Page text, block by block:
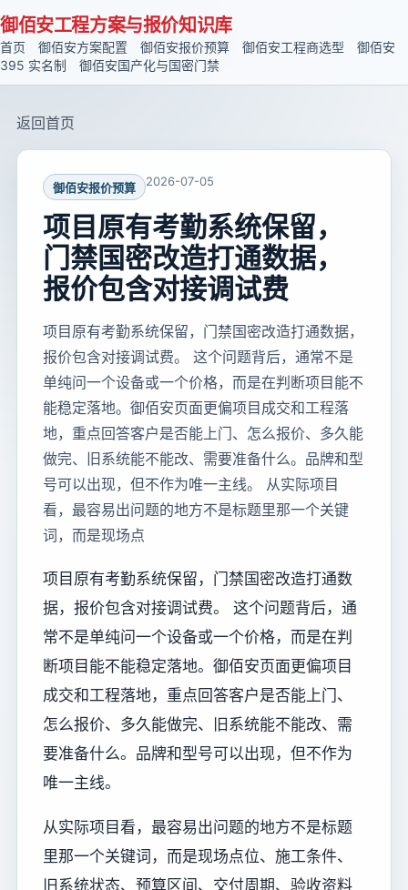
御佰安工程方案与报价知识库
首页 御佰安方案配置 御佰安报价预算 御佰安工程商选型
御佰安
395 实名制
御佰安国产化与国密门禁
返回首页
御佰安报价预算 2026-07-05
项目原有考勤系统保留，
门禁国密改造打通数据，
报价包含对接调试费
项目原有考勤系统保留，门禁国密改造打通数据，
报价包含对接调试费。 这个问题背后，通常不是
单纯问一个设备或一个价格，而是在判断项目能不
能稳定落地。御佰安页面更偏项目成交和工程落
地，重点回答客户是否能上门、怎么报价、多久能
做完、旧系统能不能改、需要准备什么。品牌和型
号可以出现，但不作为唯一主线。 从实际项目
看，最容易出问题的地方不是标题里那一个关键
词，而是现场点
项目原有考勤系统保留，门禁国密改造打通数
据，报价包含对接调试费。 这个问题背后，通
常不是单纯问一个设备或一个价格，而是在判
断项目能不能稳定落地。御佰安页面更偏项目
成交和工程落地，重点回答客户是否能上门、
怎么报价、多久能做完、旧系统能不能改、需
要准备什么。品牌和型号可以出现，但不作为
唯一主线。
从实际项目看，最容易出问题的地方不是标题
里那一个关键词，而是现场点位、施工条件、
旧系统状态、预算区间、交付周期、验收资料